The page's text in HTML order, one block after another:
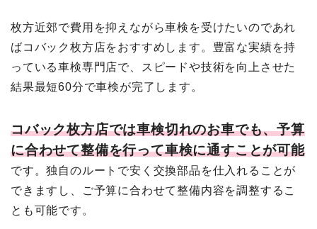
枚方近郊で費用を抑えながら車検を受けたいのであれ
ばコバック枚方店をおすすめします。豊富な実績を持
っている車検専門店で、スピードや技術を向上させた
結果最短60分で車検が完了します。
コバック枚方店では車検切れのお車でも、予算
に合わせて整備を行って車検に通すことが可能
です。独自のルートで安く交換部品を仕入れることが
できますし、ご予算に合わせて整備内容を調整するこ
とも可能です。